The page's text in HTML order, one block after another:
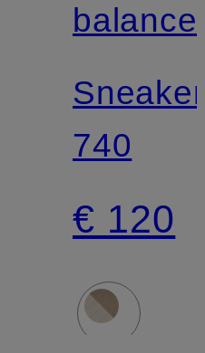
balance
Sneakers
740
€ 120